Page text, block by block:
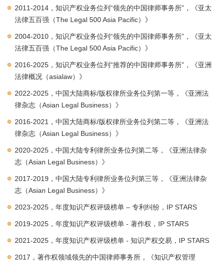
2011-2014，知识产权业务位列“领先的中国律师事务所”，《亚太
法律五百强（The Legal 500 Asia Pacific）》
2004-2010，知识产权业务位列“领先的中国律师事务所”，《亚太
法律五百强（The Legal 500 Asia Pacific）》
2016-2025，知识产权业务位列“推荐的中国律师事务所”，《亚洲
法律概况（asialaw）》
2022-2025，中国大陆商标/版权律所业务位列第一等，《亚洲法
律杂志（Asian Legal Business）》
2016-2021，中国大陆商标/版权律所业务位列第二等，《亚洲法
律杂志（Asian Legal Business）》
2020-2025，中国大陆专利律所业务位列第二等，《亚洲法律杂
志（Asian Legal Business）》
2017-2019，中国大陆专利律所业务位列第三等，《亚洲法律杂
志（Asian Legal Business）》
2023-2025，年度知识产权评级榜单 – 专利纠纷，IP STARS
2019-2025，年度知识产权评级榜单 - 著作权，IP STARS
2021-2025，年度知识产权评级榜单 - 知识产权交易，IP STARS
2017，著作权领域领先的中国律师事务所，《知识产权管理